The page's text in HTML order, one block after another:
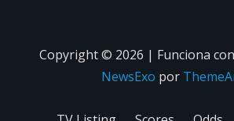
Copyright © 2026 | Funciona con
NewsExo por